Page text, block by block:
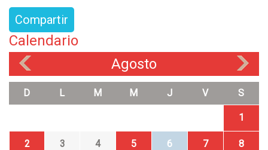
Compartir
Calendario
Agosto
D L M M J V S
1
2 3 4 5 6 7 8